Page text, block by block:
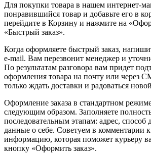
Для покупки товара в нашем интернет-
понравившийся товар и добавьте его в
перейдите в Корзину и нажмите на
«Быстрый заказ».
Когда оформляете быстрый заказ,
e-mail. Вам перезвонит менеджер и
По результатам разговора вам придет
оформления товара на почту или через
только ждать доставки и радоваться
Оформление заказа в стандартном
следующим образом. Заполняете
последовательным этапам: адрес, способ
данные о себе. Советуем в комментарии к
информацию, которая поможет курьеру
кнопку «Оформить заказ».